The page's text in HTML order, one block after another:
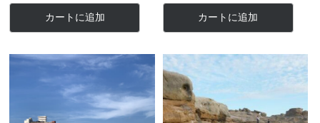
カートに追加 カートに追加